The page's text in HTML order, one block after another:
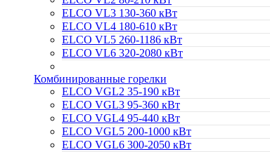
ELCO VL3 130-360 кВт
ELCO VL4 180-610 кВт
ELCO VL5 260-1186 кВт
ELCO VL6 320-2080 кВт
Комбинированные горелки
ELCO VGL2 35-190 кВт
ELCO VGL3 95-360 кВт
ELCO VGL4 95-440 кВт
ELCO VGL5 200-1000 кВт
ELCO VGL6 300-2050 кВт